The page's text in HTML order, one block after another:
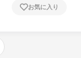
お気に入り